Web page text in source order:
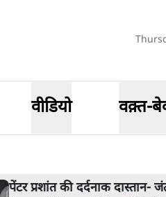
वीडियो वक़्त-
पेंटर प्रशांत की दर्दनाक दास्तान-